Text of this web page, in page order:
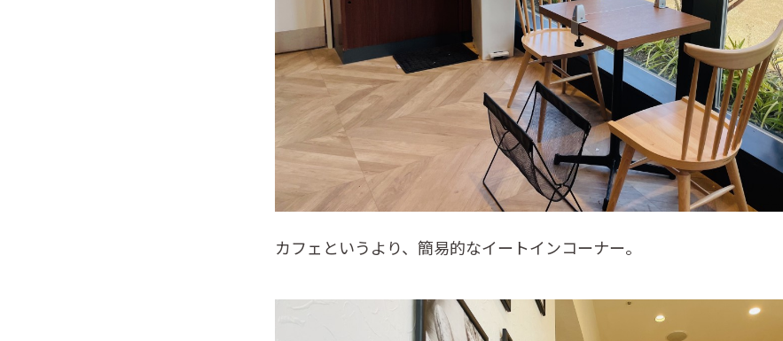
カフェというより、簡易的なイートインコーナー。